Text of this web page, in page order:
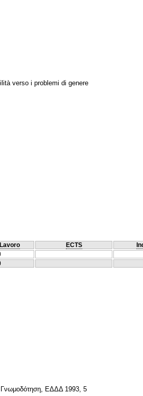
verso i problemi di genere
ECTS
Γνωμοδότηση, ΕΔΔΔ 1993, 5